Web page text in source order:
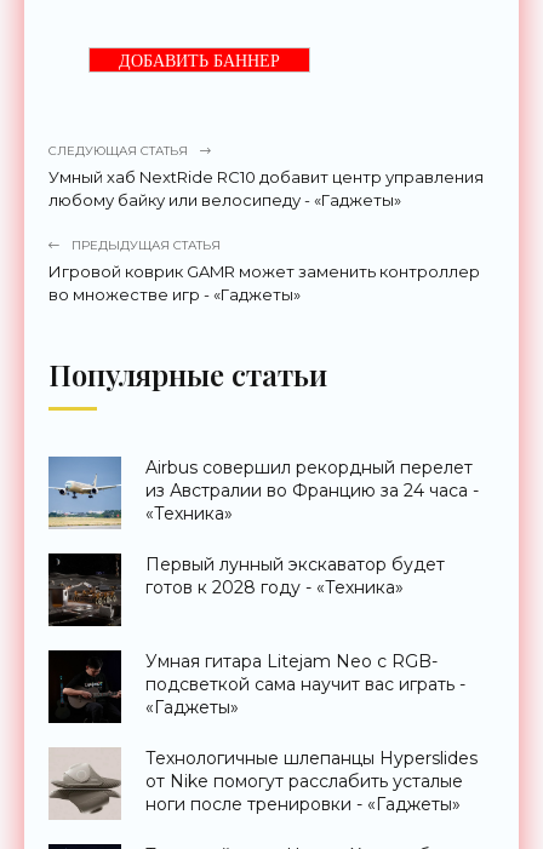
ДОБАВИТЬ БАННЕР
СЛЕДУЮЩАЯ СТАТЬЯ
Умный хаб NextRide RC10 добавит центр управления
любому байку или велосипеду - «Гаджеты»
ПРЕДЫДУЩАЯ СТАТЬЯ
Игровой коврик GAMR может заменить контроллер
во множестве игр - «Гаджеты»
Популярные статьи
Airbus совершил рекордный перелет
из Австралии во Францию за 24 часа -
«Техника»
Первый лунный экскаватор будет
готов к 2028 году - «Техника»
Умная гитара Litejam Neo с RGB-
подсветкой сама научит вас играть -
«Гаджеты»
Технологичные шлепанцы Hyperslides
от Nike помогут расслабить усталые
ноги после тренировки - «Гаджеты»